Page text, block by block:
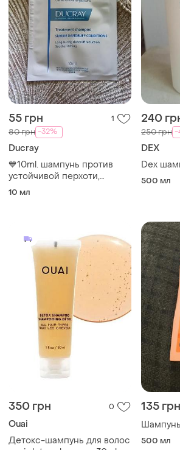
55 грн 1
80 грн -32%
Ducray
💙10ml. шампунь против
устойчивой перхоти,
себорейного дерматита и
10 мл
240
250 грн -
DEX
Dex
500 мл
350 грн 0
Ouai
Детокс-шампунь для волос
135 грн
500 мл